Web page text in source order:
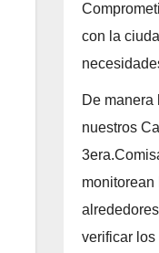
con la
De manera
nuestros
monitorean
verificar los